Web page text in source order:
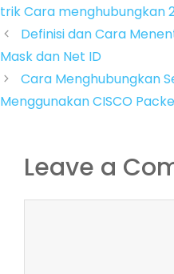
trik Cara menghubungkan
Definisi dan Cara
Mask dan Net ID
Cara Menghubungkan
Menggunakan CISCO
Leave a